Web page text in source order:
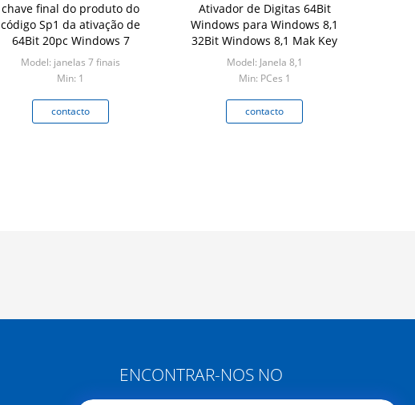
chave final do produto do
código Sp1 da ativação de
64Bit 20pc Windows 7
Model: janelas 7 finais
Min: 1
contacto
Ativador de Digitas 64Bit
Windows para Windows 8,1
32Bit Windows 8,1 Mak Key
Model: Janela 8,1
Min: PCes 1
contacto
ENCONTRAR-NOS NO